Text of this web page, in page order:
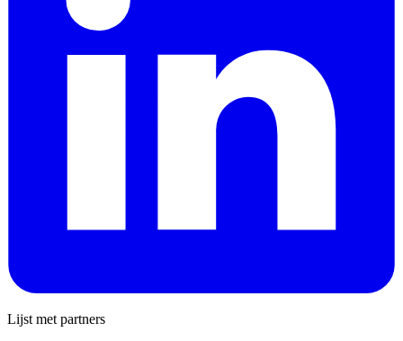
Lijst met partners